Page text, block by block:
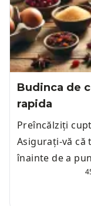
Budinca de
rapida
Preîncălziți
Asigurați-vă că
înainte de a
coacere